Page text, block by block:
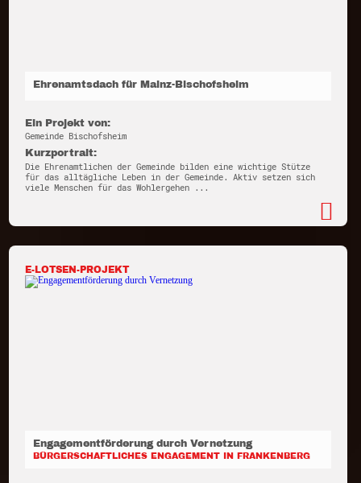
Ehrenamtsdach für Mainz-Bischofsheim
Ein Projekt von:
Gemeinde Bischofsheim
Kurzportrait:
Die Ehrenamtlichen der Gemeinde bilden eine wichtige Stütze
für das alltägliche Leben in der Gemeinde. Aktiv setzen sich
viele Menschen für das Wohlergehen ...
E-LOTSEN-PROJEKT
Engagementförderung durch Vernetzung
BÜRGERSCHAFTLICHES ENGAGEMENT IN FRANKENBERG